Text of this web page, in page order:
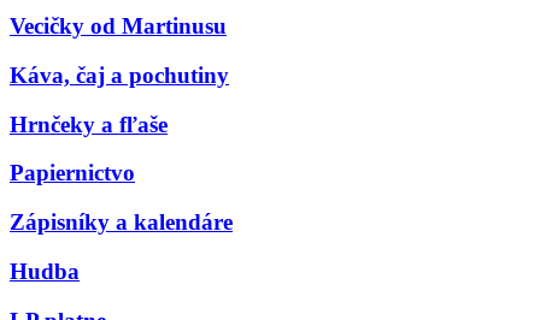
Vecičky od Martinusu
Káva, čaj a pochutiny
Hrnčeky a fľaše
Papiernictvo
Zápisníky a kalendáre
Hudba